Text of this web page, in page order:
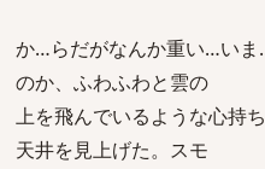
か…らだがなんか重い…い
のか、ふわふわと雲の
上を飛んでいるような心持
天井を見上げた。スモ